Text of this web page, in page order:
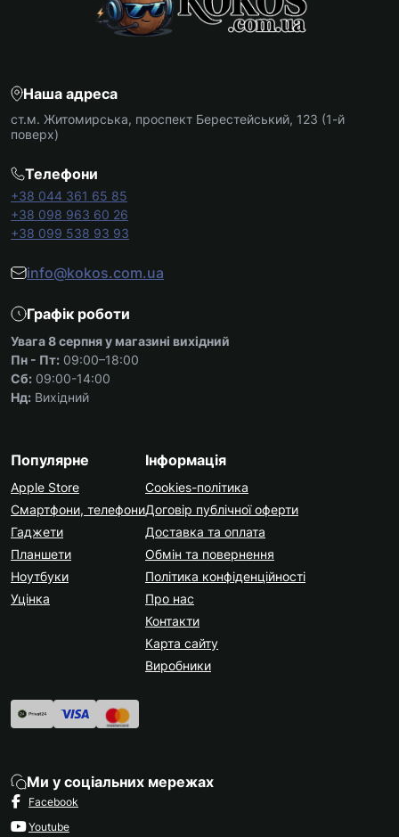
Наша адреса
ст.м. Житомирська, проспект Берестейський, 123 (1-й
поверх)
Телефони
+38 044 361 65 85
+38 098 963 60 26
+38 099 538 93 93
info@kokos.com.ua
Графік роботи
Увага 8 серпня у магазині вихідний
Пн - Пт: 09:00–18:00
Сб: 09:00-14:00
Нд: Вихідний
Популярне
Apple Store
Смартфони, телефони
Гаджети
Планшети
Ноутбуки
Уцінка
Інформація
Cookies-політика
Договір публічної оферти
Доставка та оплата
Обмін та повернення
Політика конфіденційності
Про нас
Контакти
Карта сайту
Виробники
Ми у соціальних мережах
Facebook
Youtube